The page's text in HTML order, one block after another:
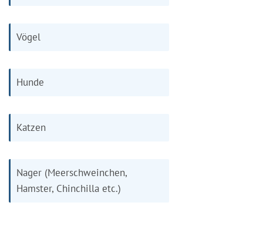
Vögel
Hunde
Katzen
Nager (Meerschweinchen,
Hamster, Chinchilla etc.)